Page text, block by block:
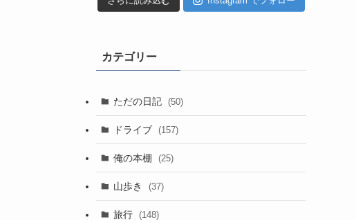
カテゴリー
ただの日記 (50)
ドライブ (157)
俺の本棚 (25)
山歩き (37)
旅行 (148)